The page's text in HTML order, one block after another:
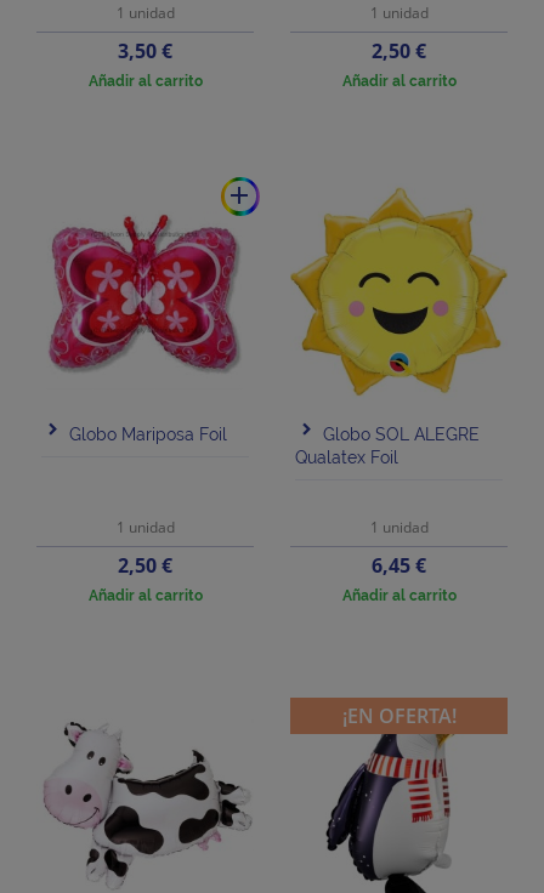
1 unidad
Precio
3,50 €
Añadir al carrito
1 unidad
Precio
2,50 €
Añadir al carrito
add
Globo Mariposa Foil
1 unidad
Precio
2,50 €
Añadir al carrito
Globo SOL ALEGRE
Qualatex Foil
1 unidad
Precio
6,45 €
Añadir al carrito
¡EN OFERTA!